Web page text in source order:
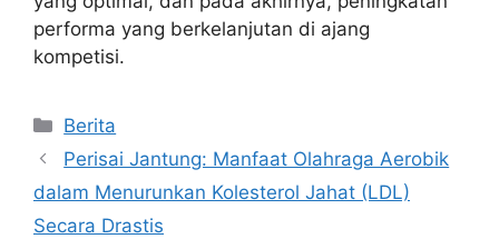
performa yang berkelanjutan di ajang
kompetisi.
Kategori
Berita
Perisai Jantung: Manfaat Olahraga Aerobik
dalam Menurunkan Kolesterol Jahat (LDL)
Secara Drastis